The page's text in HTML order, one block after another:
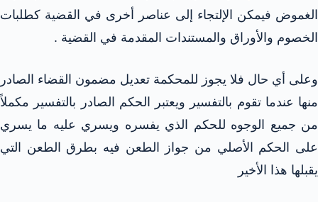
الغموض فيمكن الإلتجاء إلى عناصر أخرى في القضية كطلبات
الخصوم والأوراق والمستندات المقدمة في القضية .
وعلى أي حال فلا يجوز للمحكمة تعديل مضمون القضاء الصادر
منها عندما تقوم بالتفسير ويعتبر الحكم الصادر بالتفسير مكملاً
من جميع الوجوه للحكم الذي يفسره ويسري عليه ما يسري
على الحكم الأصلي من جواز الطعن فيه بطرق الطعن التي
يقبلها هذا الأخير